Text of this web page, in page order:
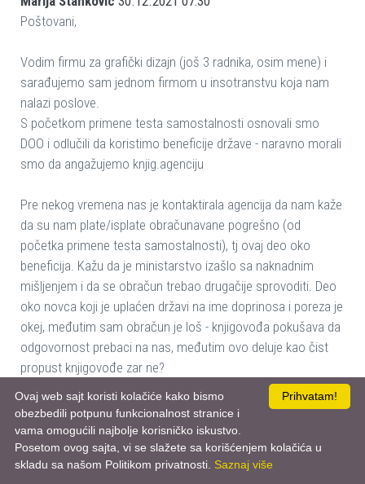
Poštovani,
Vodim firmu za grafički dizajn (još 3 radnika, osim mene) i
sarađujemo sam jednom firmom u insotranstvu koja nam
nalazi poslove.
S početkom primene testa samostalnosti osnovali smo
DOO i odlučili da koristimo beneficije države - naravno morali
smo da angažujemo knjig.agenciju
Pre nekog vremena nas je kontaktirala agencija da nam kaže
da su nam plate/isplate obračunavane pogrešno (od
početka primene testa samostalnosti), tj ovaj deo oko
beneficija. Kažu da je ministarstvo izašlo sa naknadnim
mišljenjem i da se obračun trebao drugačije sprovoditi. Deo
oko novca koji je uplaćen državi na ime doprinosa i poreza je
okej, međutim sam obračun je loš - knjigovođa pokušava da
odgovornost prebaci na nas, međutim ovo deluje kao čist
propust knjigovođe zar ne?
Iz PU još uvek ne dobijamo informacije o potencijalnom
rešenju
S Poštovanjem
Marija Stanković
Prihvatam!
Ovaj web sajt koristi kolačiće kako bismo
obezbedili potpunu funkcionalnost stranice i
vama omogućili najbolje korisničko iskustvo.
Posetom ovog sajta, vi se slažete sa korišćenjem kolačića u
skladu sa našom Politikom privatnosti. Saznaj više